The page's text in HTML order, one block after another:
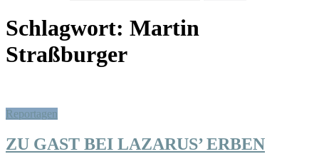
Schlagwort: Martin
Straßburger
Reportagen
ZU GAST BEI LAZARUS’ ERBEN